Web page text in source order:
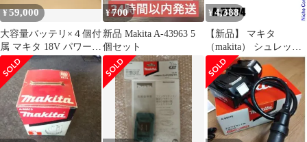
¥59,000
大容量バッテリ×４個付
属 マキタ 18V パワーソ
ースキット2 A-67094
¥700
新品 Makita A-43963 5
個セット
¥4,388
【新品】 マキタ
（makita） シュレッダ
ーブレード付属セット
品 A-75574